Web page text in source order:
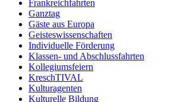
Frankreichfahrten
Ganztag
Gäste aus Europa
Geisteswissenschaften
Individuelle Förderung
Klassen- und Abschlussfahrten
Kollegiumsfeiern
KreschTIVAL
Kulturagenten
Kulturelle Bildung